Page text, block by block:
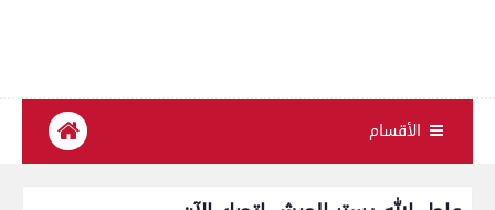
الأقسام